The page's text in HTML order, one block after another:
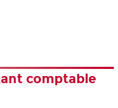
comptable